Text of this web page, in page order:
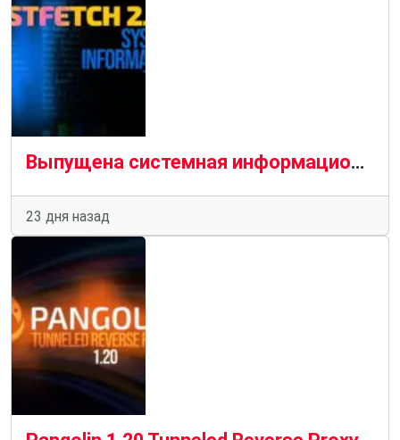
Выпущена системная информационная утилита Fastfetch 2.66 с улучшенной функцией обнаружения графических процессоров AMD
23 дня назад